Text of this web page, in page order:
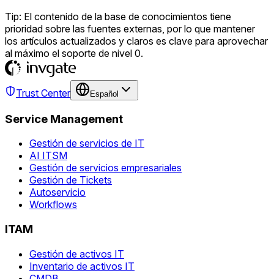
Tip: El contenido de la base de conocimientos tiene
prioridad sobre las fuentes externas, por lo que mantener
los artículos actualizados y claros es clave para aprovechar
al máximo el soporte de nivel 0.
Trust Center Español
Service Management
Gestión de servicios de IT
AI ITSM
Gestión de servicios empresariales
Gestión de Tickets
Autoservicio
Workflows
ITAM
Gestión de activos IT
Inventario de activos IT